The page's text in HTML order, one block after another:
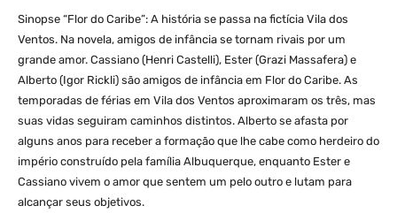
Sinopse “Flor do Caribe”: A história se passa na fictícia Vila dos
Ventos. Na novela, amigos de infância se tornam rivais por um
grande amor. Cassiano (Henri Castelli), Ester (Grazi Massafera) e
Alberto (Igor Rickli) são amigos de infância em Flor do Caribe. As
temporadas de férias em Vila dos Ventos aproximaram os três, mas
suas vidas seguiram caminhos distintos. Alberto se afasta por
alguns anos para receber a formação que lhe cabe como herdeiro do
império construído pela família Albuquerque, enquanto Ester e
Cassiano vivem o amor que sentem um pelo outro e lutam para
alcançar seus objetivos.